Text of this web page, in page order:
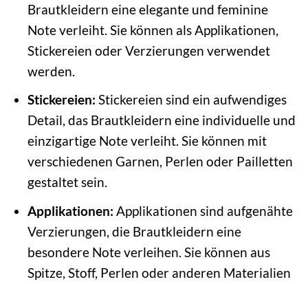
Brautkleidern eine elegante und feminine
Note verleiht. Sie können als Applikationen,
Stickereien oder Verzierungen verwendet
werden.
Stickereien: Stickereien sind ein aufwendiges
Detail, das Brautkleidern eine individuelle und
einzigartige Note verleiht. Sie können mit
verschiedenen Garnen, Perlen oder Pailletten
gestaltet sein.
Applikationen: Applikationen sind aufgenähte
Verzierungen, die Brautkleidern eine
besondere Note verleihen. Sie können aus
Spitze, Stoff, Perlen oder anderen Materialien